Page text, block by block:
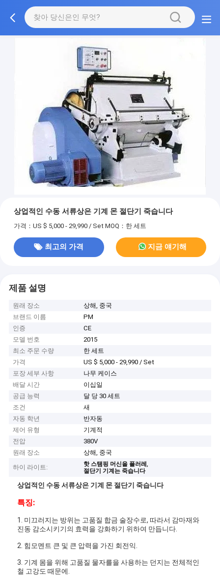
상업적인 수동 서류상은 기계 몬 절단기 죽습니다
가격：US $ 5,000 - 29,990 / Set MOQ：한 세트
최고의 가격 지금 얘기해
제품 설명
원래 장소
상해, 중국
브랜드 이름
PM
인증
CE
모델 번호
2015
최소 주문 수량
한 세트
가격
US $ 5,000 - 29,990 / Set
포장 세부 사항
나무 케이스
배달 시간
이십일
공급 능력
달 당 30 세트
조건
새
자동 학년
반자동
제어 유형
기계적
전압
380V
원래 장소
상해, 중국
하이 라이트:
핫 스탬핑 머신을 플러레,
절단기 기계는 죽습니다
상업적인 수동 서류상은 기계 몬 절단기 죽습니다
특징:
1. 미끄러지는 방위는 고품질 합금 술장수로, 따라서 감마재와
진동 감소시키기의 효력을 강화하기 위하여 만듭니다.
2. 힘모멘트 큰 및 큰 압력을 가진 회전익.
3. 기계 몸을 위해 고품질 물자를을 사용하는 던지는 전체적인
철 고강도 때문에.